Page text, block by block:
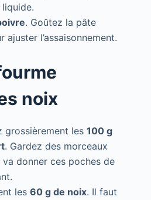
. Goûtez la pâte
ajuster l’assaisonnement.
noix
grossièrement les 100 g
. Gardez des morceaux
va donner ces poches de
les 60 g de noix. Il faut